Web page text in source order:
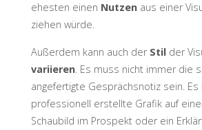
ehesten einen Nutzenaus einer
ziehen würde.
Außerdem kann auch der Stilder
variieren. Es muss nicht immer die
angefertigte Gesprächsnotiz sein. Es
professionell erstellte Grafik auf
Schaubild im Prospekt oder ein